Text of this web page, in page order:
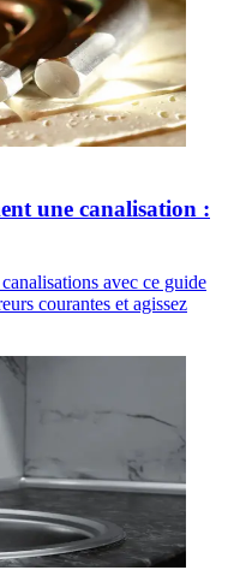
une canalisation :
avec ce guide
courantes et agissez